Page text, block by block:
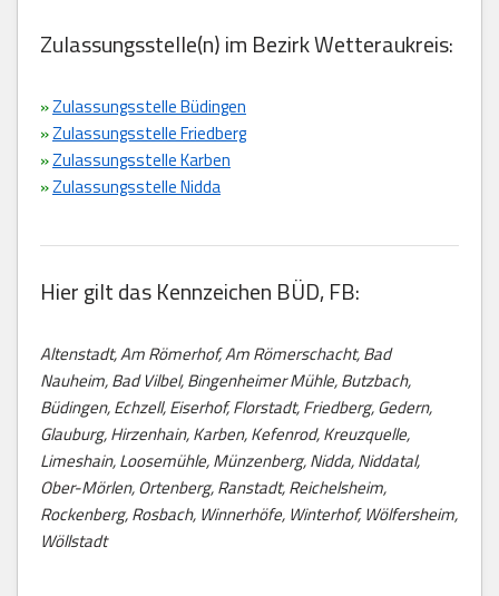
Zulassungsstelle(n) im Bezirk Wetteraukreis:
»Zulassungsstelle Büdingen
»Zulassungsstelle Friedberg
»Zulassungsstelle Karben
»Zulassungsstelle Nidda
Hier gilt das Kennzeichen BÜD, FB:
Altenstadt, Am Römerhof, Am Römerschacht, Bad
Nauheim, Bad Vilbel, Bingenheimer Mühle, Butzbach,
Büdingen, Echzell, Eiserhof, Florstadt, Friedberg, Gedern,
Glauburg, Hirzenhain, Karben, Kefenrod, Kreuzquelle,
Limeshain, Loosemühle, Münzenberg, Nidda, Niddatal,
Ober-Mörlen, Ortenberg, Ranstadt, Reichelsheim,
Rockenberg, Rosbach, Winnerhöfe, Winterhof, Wölfersheim,
Wöllstadt